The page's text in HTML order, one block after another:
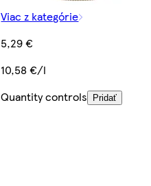
Viac z kategórie
5,29 €
10,58 €/l
Quantity controls
Pridať